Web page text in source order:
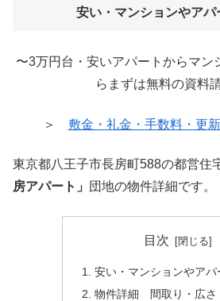
安い・マンションやアパ
〜3万円台・安いアパートからマン
らまずは無料の資料
＞ 敷金・礼金・手数料・更
東京都八王子市長房町588の都営住
房アパート」
団地の物件詳細です。
目次
安い・マンションやアパ
物件詳細 間取り・広さ